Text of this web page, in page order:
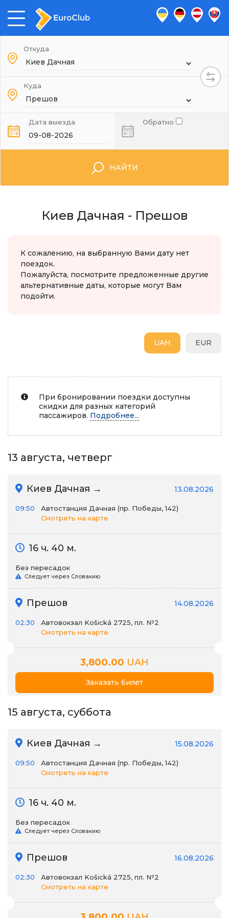
Откуда
Куда
Дата выезда Обратно
НАЙТИ
Киев Дачная - Прешов
К сожалению, на выбранную Вами дату нет
поездок.
Пожалуйста, посмотрите предложенные другие
альтернативные даты, которые могут Вам
подойти.
EUR
UAH
При бронировании поездки доступны
скидки для разных категорий
пассажиров. Подробнее...
13 августа, четверг
Киев Дачная → 13.08.2026
09:50
Автостанция Дачная (пр. Победы, 142)
Смотреть на карте
16 ч. 40 м.
Без пересадок
Следует через Словакию
Прешов 14.08.2026
02:30
Автовокзал Košická 2725, пл. №2
Смотреть на карте
3,800.00 UAH
Заказать билет
15 августа, суббота
Киев Дачная → 15.08.2026
09:50
Автостанция Дачная (пр. Победы, 142)
Смотреть на карте
16 ч. 40 м.
Без пересадок
Следует через Словакию
Прешов 16.08.2026
02:30
Автовокзал Košická 2725, пл. №2
Смотреть на карте